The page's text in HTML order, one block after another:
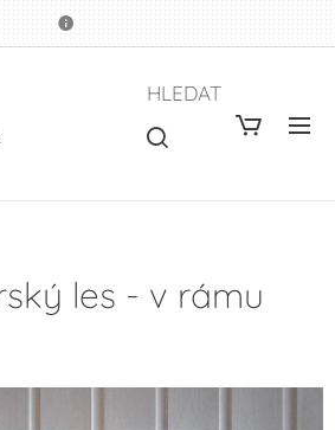
HLEDAT
les - v rámu